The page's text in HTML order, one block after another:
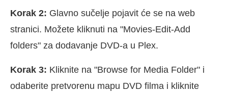
Korak 2: Glavno sučelje pojavit će se na web
stranici. Možete kliknuti na "Movies-Edit-Add
folders" za dodavanje DVD-a u Plex.
Korak 3: Kliknite na "Browse for Media Folder" i
odaberite pretvorenu mapu DVD filma i kliknite